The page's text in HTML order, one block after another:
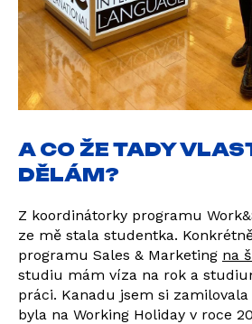
A CO ŽE TADY
DĚLÁM?
Z koordinátorky programu
ze mě stala studentka.
programu Sales & Marketing na
studiu mám víza na rok a
práci. Kanadu jsem si
byla na Working Holiday v roce